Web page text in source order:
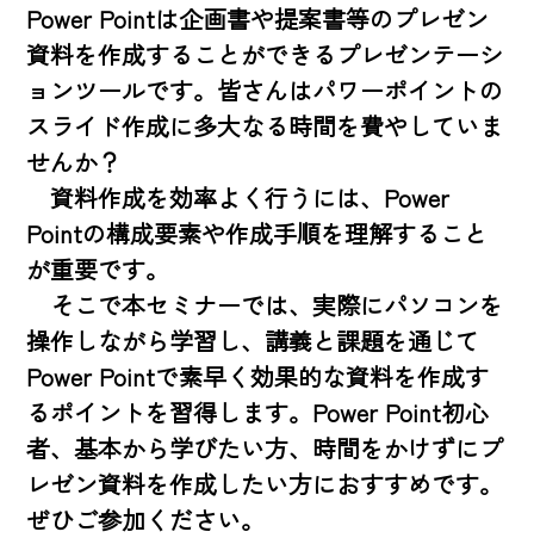
Power Pointは企画書や提案書等のプレゼン
資料を作成することができるプレゼンテーシ
ョンツールです。皆さんはパワーポイントの
スライド作成に多大なる時間を費やしていま
せんか？
資料作成を効率よく行うには、Power
Pointの構成要素や作成手順を理解すること
が重要です。
そこで本セミナーでは、実際にパソコンを
操作しながら学習し、講義と課題を通じて
Power Pointで素早く効果的な資料を作成す
るポイントを習得します。Power Point初心
者、基本から学びたい方、時間をかけずにプ
レゼン資料を作成したい方におすすめです。
ぜひご参加ください。